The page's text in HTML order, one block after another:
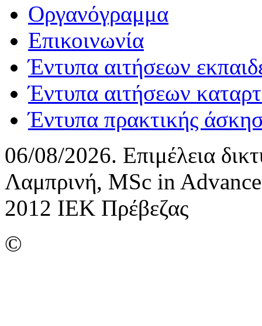
Οργανόγραμμα
Επικοινωνία
Έντυπα αιτήσεων
Έντυπα αιτήσεων
Έντυπα πρακτικής
06/08/2026. Επιμέλεια
Λαμπρινή, MSc in
2012 ΙΕΚ Πρέβεζας
©